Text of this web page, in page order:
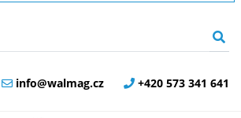
+420 573 341 641
info@walmag.cz